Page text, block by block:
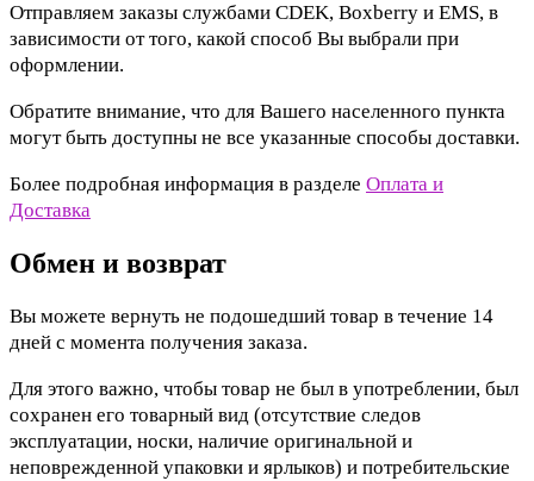
Отправляем заказы службами CDEK, Boxberry и EMS, в
зависимости от того, какой способ Вы выбрали при
оформлении.
Обратите внимание, что для Вашего населенного пункта
могут быть доступны не все указанные способы доставки.
Более подробная информация в разделе Оплата и
Доставка
Обмен и возврат
Вы можете вернуть не подошедший товар в течение 14
дней с момента получения заказа.
Для этого важно, чтобы товар не был в употреблении, был
сохранен его товарный вид (отсутствие следов
эксплуатации, носки, наличие оригинальной и
неповрежденной упаковки и ярлыков) и потребительские